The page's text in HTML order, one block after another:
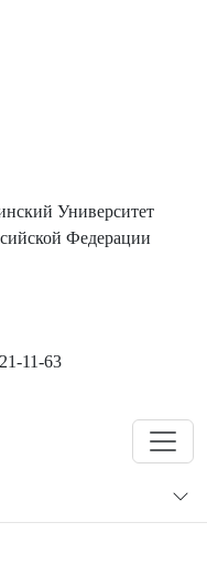
Университет
Федерации
11-63